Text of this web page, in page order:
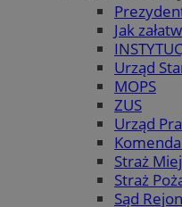
Jak
Urząd
MOPS
ZUS
Urząd
Straż
Straż
Sąd